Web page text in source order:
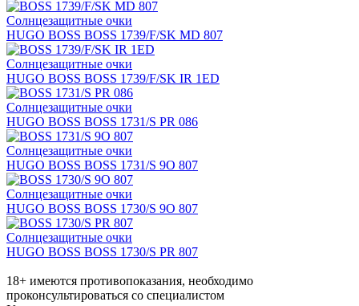
Солнцезащитные очки
HUGO BOSS BOSS 1739/F/SK MD 807
Солнцезащитные очки
HUGO BOSS BOSS 1739/F/SK IR 1ED
Солнцезащитные очки
HUGO BOSS BOSS 1731/S PR 086
Солнцезащитные очки
HUGO BOSS BOSS 1731/S 9O 807
Солнцезащитные очки
HUGO BOSS BOSS 1730/S 9O 807
Солнцезащитные очки
HUGO BOSS BOSS 1730/S PR 807
18+ имеются противопоказания, необходимо
проконсультироваться со специалистом